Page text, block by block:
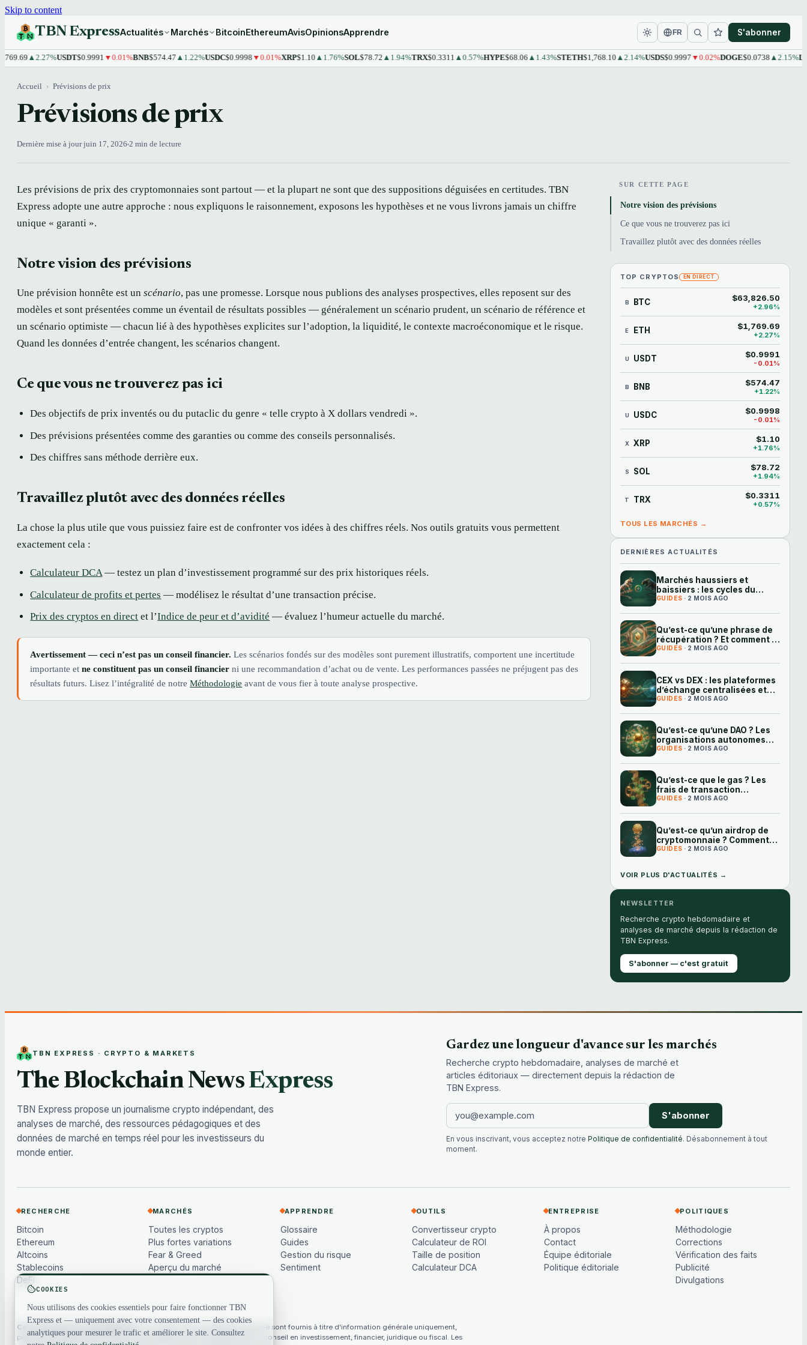
Skip to content
TBN ExpressActualités Marchés BitcoinEthereumAvisOpinionsApprendre FR S'abonner
▲2.27%USDT$0.9991▼0.01%BNB$574.47▲1.22%USDC$0.9998▼0.01%XRP$1.10▲1.76%SOL$78.72▲1.94%TRX$0.3311▲0.57%HYPE$68.06▲1.43%STETH$1,768.10▲2.14%USDS$0.9997▼0.02%DOGE$0.0738▲2.15%LEO
Accueil › Prévisions de prix
Prévisions de prix
Dernière mise à jour juin 17, 2026 2 min de lecture
SUR CETTE PAGE
Notre vision des prévisions
Ce que vous ne trouverez pas ici
Travaillez plutôt avec des données réelles
TOP CRYPTOS EN DIRECT
B BTC $63,826.50
+2.96%
E ETH $1,769.69
+2.27%
U USDT $0.9991
-0.01%
B BNB $574.47
+1.22%
U USDC $0.9998
-0.01%
X XRP $1.10
+1.76%
S SOL $78.72
+1.94%
T TRX $0.3311
+0.57%
TOUS LES MARCHÉS →
DERNIÈRES ACTUALITÉS
Marchés haussiers et
baissiers : les cycles du
crypto expliqués
GUIDES · 2 MOIS AGO
Qu’est-ce qu’une phrase de
récupération ? Et comment la
protéger
GUIDES · 2 MOIS AGO
CEX vs DEX : les plateformes
d’échange centralisées et
décentralisées expliquées
GUIDES · 2 MOIS AGO
Qu’est-ce qu’une DAO ? Les
organisations autonomes
décentralisées expliquées
GUIDES · 2 MOIS AGO
Qu’est-ce que le gas ? Les
frais de transaction
Ethereum expliqués
GUIDES · 2 MOIS AGO
Qu’est-ce qu’un airdrop de
cryptomonnaie ? Comment
fonctionnent les tokens
GUIDES · 2 MOIS AGO
VOIR PLUS D'ACTUALITÉS →
NEWSLETTER
Recherche crypto hebdomadaire et
analyses de marché depuis la rédaction de
TBN Express.
S'abonner — c'est gratuit
Les prévisions de prix des cryptomonnaies sont partout — et la plupart ne sont que des suppositions déguisées en certitudes. TBN
Express adopte une autre approche : nous expliquons le raisonnement, exposons les hypothèses et ne vous livrons jamais un chiffre
unique « garanti ».
Notre vision des prévisions
Une prévision honnête est un scénario, pas une promesse. Lorsque nous publions des analyses prospectives, elles reposent sur des
modèles et sont présentées comme un éventail de résultats possibles — généralement un scénario prudent, un scénario de référence et
un scénario optimiste — chacun lié à des hypothèses explicites sur l’adoption, la liquidité, le contexte macroéconomique et le risque.
Quand les données d’entrée changent, les scénarios changent.
Ce que vous ne trouverez pas ici
Des objectifs de prix inventés ou du putaclic du genre « telle crypto à X dollars vendredi ».
Des prévisions présentées comme des garanties ou comme des conseils personnalisés.
Des chiffres sans méthode derrière eux.
Travaillez plutôt avec des données réelles
La chose la plus utile que vous puissiez faire est de confronter vos idées à des chiffres réels. Nos outils gratuits vous permettent
exactement cela :
Calculateur DCA— testez un plan d’investissement programmé sur des prix historiques réels.
Calculateur de profits et pertes — modélisez le résultat d’une transaction précise.
Prix des cryptos en direct et l’Indice de peur et d’avidité — évaluez l’humeur actuelle du marché.
Avertissement — ceci n’est pas un conseil financier. Les scénarios fondés sur des modèles sont purement illustratifs, comportent une incertitude
importante etne constituent pas un conseil financier ni une recommandation d’achat ou de vente. Les performances passées ne préjugent pas des
résultats futurs. Lisez l’intégralité de notreMéthodologie avant de vous fier à toute analyse prospective.
TBN EXPRESS · CRYPTO & MARKETS
The Blockchain News Express
TBN Express propose un journalisme crypto indépendant, des
analyses de marché, des ressources pédagogiques et des
données de marché en temps réel pour les investisseurs du
monde entier.
Gardez une longueur d'avance sur les marchés
Recherche crypto hebdomadaire, analyses de marché et
articles éditoriaux — directement depuis la rédaction de
TBN Express.
S'abonner
En vous inscrivant, vous acceptez notre Politique de confidentialité. Désabonnement à tout
moment.
RECHERCHE
Bitcoin
Ethereum
Altcoins
Stablecoins
DeFi
MARCHÉS
Toutes les cryptos
Plus fortes variations
Fear & Greed
Aperçu du marché
APPRENDRE
Glossaire
Guides
Gestion du risque
Sentiment
OUTILS
Convertisseur crypto
Calculateur de ROI
Taille de position
Calculateur DCA
ENTREPRISE
À propos
Contact
Équipe éditoriale
Politique éditoriale
POLITIQUES
Méthodologie
Corrections
Vérification des faits
Publicité
Divulgations
Ceci n'est pas un conseil financier.
Le contenu et les données de marché sont fournis à titre d'information générale uniquement,
peuvent être différés ou basés sur des modèles, et ne constituent pas un conseil en investissement, financier, juridique ou fiscal. Les
COOKIES
Nous utilisons des cookies essentiels pour faire fonctionner TBN
Express et — uniquement avec votre consentement — des cookies
analytiques pour mesurer le trafic et améliorer le site. Consultez